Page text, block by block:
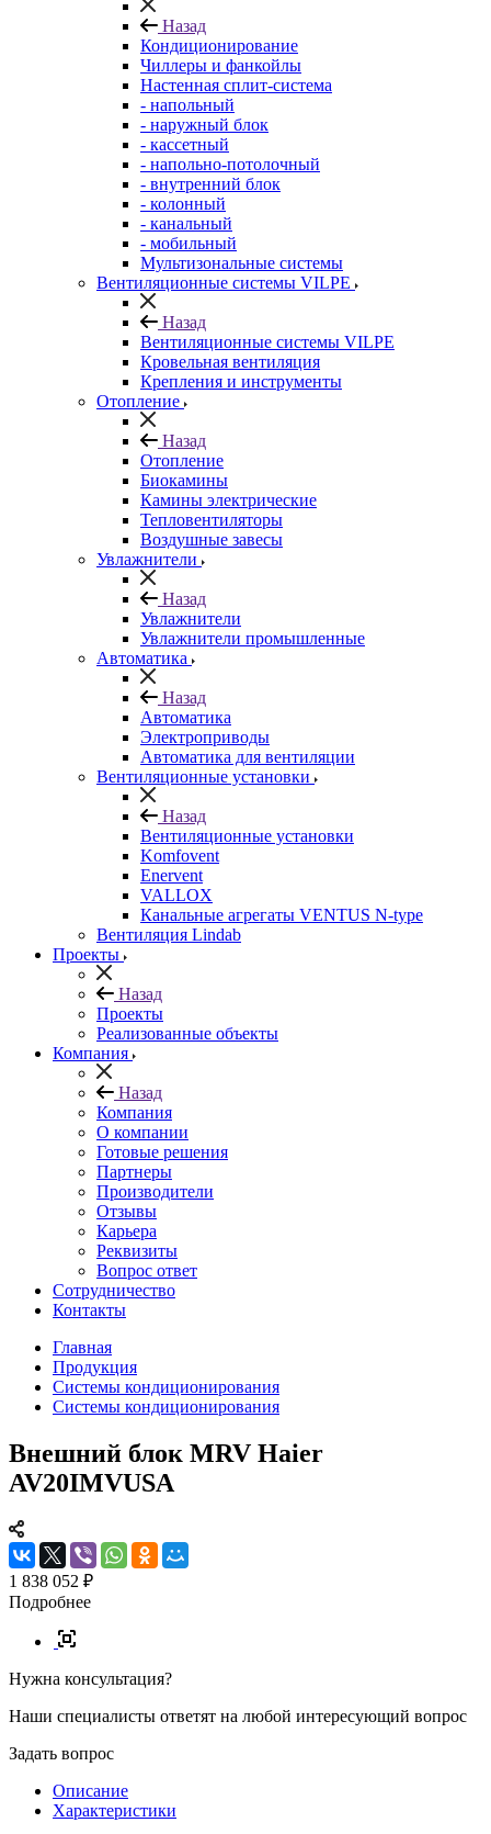
Назад
Кондиционирование
Чиллеры и фанкойлы
Настенная сплит-система
- напольный
- наружный блок
- кассетный
- напольно-потолочный
- внутренний блок
- колонный
- канальный
- мобильный
Мультизональные системы
Вентиляционные системы VILPE
Назад
Вентиляционные системы VILPE
Кровельная вентиляция
Крепления и инструменты
Отопление
Назад
Отопление
Биокамины
Камины электрические
Тепловентиляторы
Воздушные завесы
Увлажнители
Назад
Увлажнители
Увлажнители промышленные
Автоматика
Назад
Автоматика
Электроприводы
Автоматика для вентиляции
Вентиляционные установки
Назад
Вентиляционные установки
Komfovent
Enervent
VALLOX
Канальные агрегаты VENTUS N-type
Вентиляция Lindab
Проекты
Назад
Проекты
Реализованные объекты
Компания
Назад
Компания
О компании
Готовые решения
Партнеры
Производители
Отзывы
Карьера
Реквизиты
Вопрос ответ
Сотрудничество
Контакты
Главная
Продукция
Системы кондиционирования
Системы кондиционирования
Внешний блок MRV Haier
AV20IMVUSA
1 838 052 ₽
Подробнее
Нужна консультация?
Наши специалисты ответят на любой интересующий вопрос
Задать вопрос
Описание
Характеристики